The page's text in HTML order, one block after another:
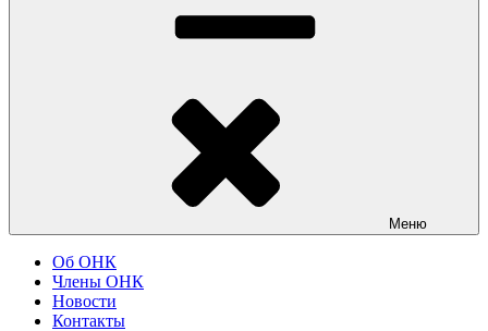
Меню
Об ОНК
Члены ОНК
Новости
Контакты